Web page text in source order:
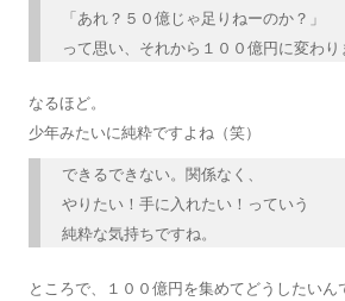
「あれ？５０億じゃ足りねーのか？」
って思い、それから１００億円に変わり
なるほど。
少年みたいに純粋ですよね（笑）
できるできない。関係なく、
やりたい！手に入れたい！っていう
純粋な気持ちですね。
ところで、１００億円を集めてどうしたいん